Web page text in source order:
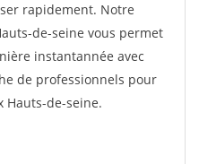
rapidement. Notre
de-seine vous permet
instantannée avec
de professionnels pour
Hauts-de-seine.